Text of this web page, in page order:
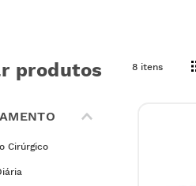
produtos
Cirúrgico
8 itens